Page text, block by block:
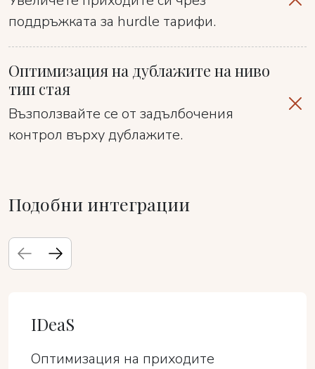
поддръжката за hurdle тарифи.
Оптимизация на дублажите на ниво
тип стая
Възползвайте се от задълбочения
контрол върху дублажите.
Подобни интеграции
IDeaS
Оптимизация на приходите